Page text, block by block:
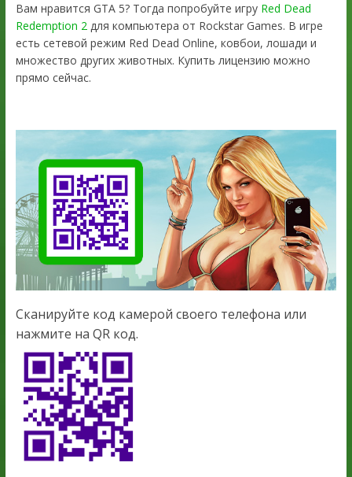
Вам нравится GTA 5? Тогда попробуйте игру Red Dead
Redemption 2для компьютера от Rockstar Games. В игре
есть сетевой режим Red Dead Online, ковбои, лошади и
множество других животных. Купить лицензию можно
прямо сейчас.
Сканируйте код камерой своего телефона или
нажмите на QR код.